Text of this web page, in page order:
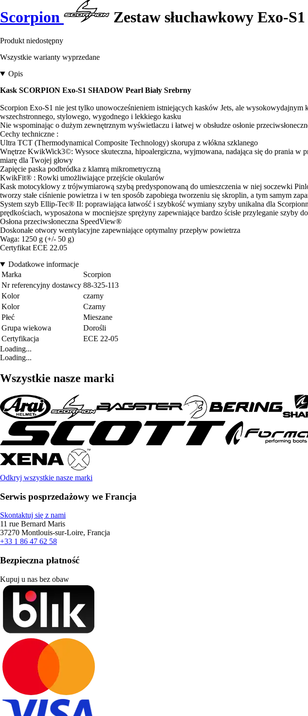
Scorpion Zestaw słuchawkowy Exo-
Produkt niedostępny
Wszystkie warianty wyprzedane
Opis
Kask SCORPION Exo-S1 SHADOW Pearl Biały Srebrny
Scorpion Exo-S1 nie jest tylko unowocześnieniem istniejących kasków Jets, ale
wszechstronnego, stylowego, wygodnego i lekkiego kasku
Nie wspominając o dużym zewnętrznym wyświetlaczu i łatwej w obsłudze osłonie
Cechy techniczne :
Ultra TCT (Thermodynamical Composite Technology) skorupa z włókna szklanego
Wnętrze KwikWick3©: Wysoce skuteczna, hipoalergiczna, wyjmowana, nadająca się do prania
miarę dla Twojej głowy
Zapięcie paska podbródka z klamrą mikrometryczną
KwikFit® : Rowki umożliwiające przejście okularów
Kask motocyklowy z trójwymiarową szybą predysponowaną do umieszczenia w niej soczewki
tworzy stałe ciśnienie powietrza i w ten sposób zapobiega tworzeniu się skroplin, a tym samym
System szyb Ellip-Tec® II: poprawiająca łatwość i szybkość wymiany szyby unikalna dla
prędkościach, wyposażona w mocniejsze sprężyny zapewniające bardzo ścisłe przyleganie szyby
Osłona przeciwsłoneczna SpeedView®
Doskonałe otwory wentylacyjne zapewniające optymalny przepływ powietrza
Waga: 1250 g (+/- 50 g)
Certyfikat ECE 22.05
Dodatkowe informacje
Marka
Scorpion
Nr referencyjny dostawcy 88-325-113
Kolor
czarny
Kolor
Czarny
Płeć
Mieszane
Grupa wiekowa
Dorośli
Certyfikacja
ECE 22-05
Loading...
Loading...
Wszystkie nasze marki
Odkryj wszystkie nasze marki
Serwis posprzedażowy we Francja
Skontaktuj się z nami
11 rue Bernard Maris
37270 Montlouis-sur-Loire, Francja
+33 1 86 47 62 58
Bezpieczna płatność
Kupuj u nas bez obaw